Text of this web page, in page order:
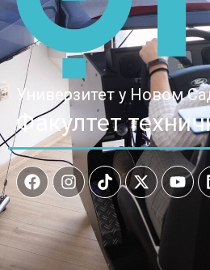
Универзитет у Новом
Факултет